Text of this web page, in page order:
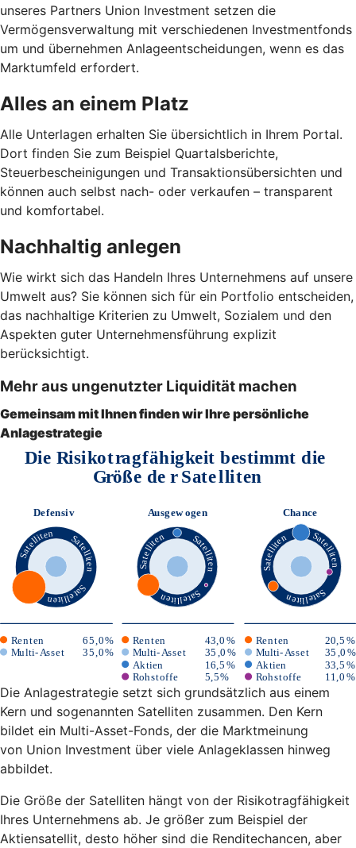
unseres Partners Union Investment setzen die
Vermögensverwaltung mit verschiedenen Investmentfonds
um und übernehmen Anlageentscheidungen, wenn es das
Marktumfeld erfordert.
Alles an einem Platz
Alle Unterlagen erhalten Sie übersichtlich in Ihrem Portal.
Dort finden Sie zum Beispiel Quartalsberichte,
Steuerbescheinigungen und Transaktionsübersichten und
können auch selbst nach- oder verkaufen – transparent
und komfortabel.
Nachhaltig anlegen
Wie wirkt sich das Handeln Ihres Unternehmens auf unsere
Umwelt aus? Sie können sich für ein Portfolio entscheiden,
das nachhaltige Kriterien zu Umwelt, Sozialem und den
Aspekten guter Unternehmensführung explizit
berücksichtigt.
Mehr aus ungenutzter Liquidität machen
Gemeinsam mit Ihnen finden wir Ihre persönliche
Anlagestrategie
Die Anlagestrategie setzt sich grundsätzlich aus einem
Kern und sogenannten Satelliten zusammen. Den Kern
bildet ein Multi-Asset-Fonds, der die Marktmeinung
von Union Investment über viele Anlageklassen hinweg
abbildet.
Die Größe der Satelliten hängt von der Risikotragfähigkeit
Ihres Unternehmens ab. Je größer zum Beispiel der
Aktiensatellit, desto höher sind die Renditechancen, aber